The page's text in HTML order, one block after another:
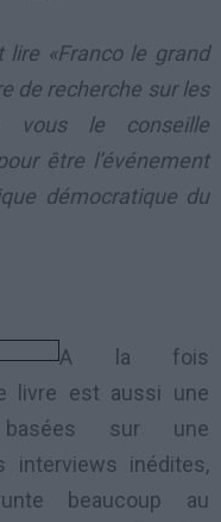
«Franco le grand
de recherche sur les
vous le conseille
être l’événement
démocratique du
A la fois
livre est aussi une
sur une
interviews inédites,
beaucoup au